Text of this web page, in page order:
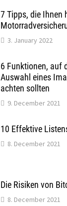
7 Tipps, die Ihnen
3. January 2022
6 Funktionen, auf
Auswahl eines
achten sollten
9. December 2021
10 Effektive
8. December 2021
Die Risiken von
8. December 2021